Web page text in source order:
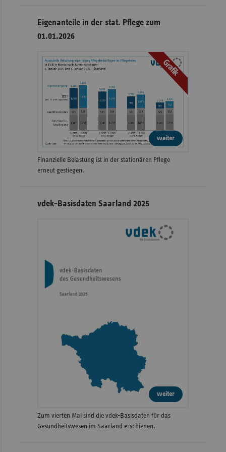
Eigenanteile in der stat. Pflege zum
01.01.2026
Grafik
weiter
Finanzielle Belastung ist in der stationären Pflege
erneut gestiegen.
vdek-Basisdaten Saarland 2025
weiter
Zum vierten Mal sind die vdek-Basisdaten für das
Gesundheitswesen im Saarland erschienen.